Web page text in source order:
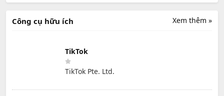
Xem thêm »
Công cụ hữu ích
TikTok
TikTok Pte. Ltd.